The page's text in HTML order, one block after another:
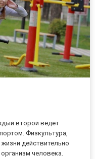
второй ведет
Физкультура,
действительно
человека.